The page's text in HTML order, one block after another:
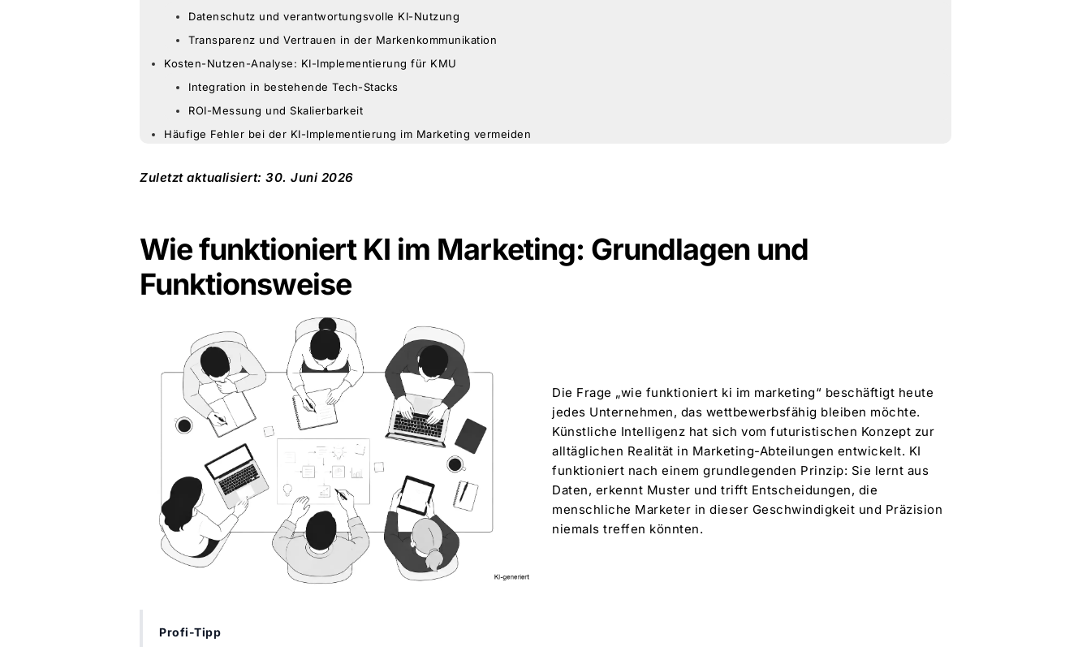
Datenschutz und verantwortungsvolle KI-Nutzung
Transparenz und Vertrauen in der Markenkommunikation
Kosten-Nutzen-Analyse: KI-Implementierung für KMU
Integration in bestehende Tech-Stacks
ROI-Messung und Skalierbarkeit
Häufige Fehler bei der KI-Implementierung im Marketing vermeiden
Zuletzt aktualisiert: 30. Juni 2026
Wie funktioniert KI im Marketing: Grundlagen und
Funktionsweise
Die Frage „wie funktioniert ki im marketing“ beschäftigt heute
jedes Unternehmen, das wettbewerbsfähig bleiben möchte.
Künstliche Intelligenz hat sich vom futuristischen Konzept zur
alltäglichen Realität in Marketing-Abteilungen entwickelt. KI
funktioniert nach einem grundlegenden Prinzip: Sie lernt aus
Daten, erkennt Muster und trifft Entscheidungen, die
menschliche Marketer in dieser Geschwindigkeit und Präzision
niemals treffen könnten.
Profi-Tipp